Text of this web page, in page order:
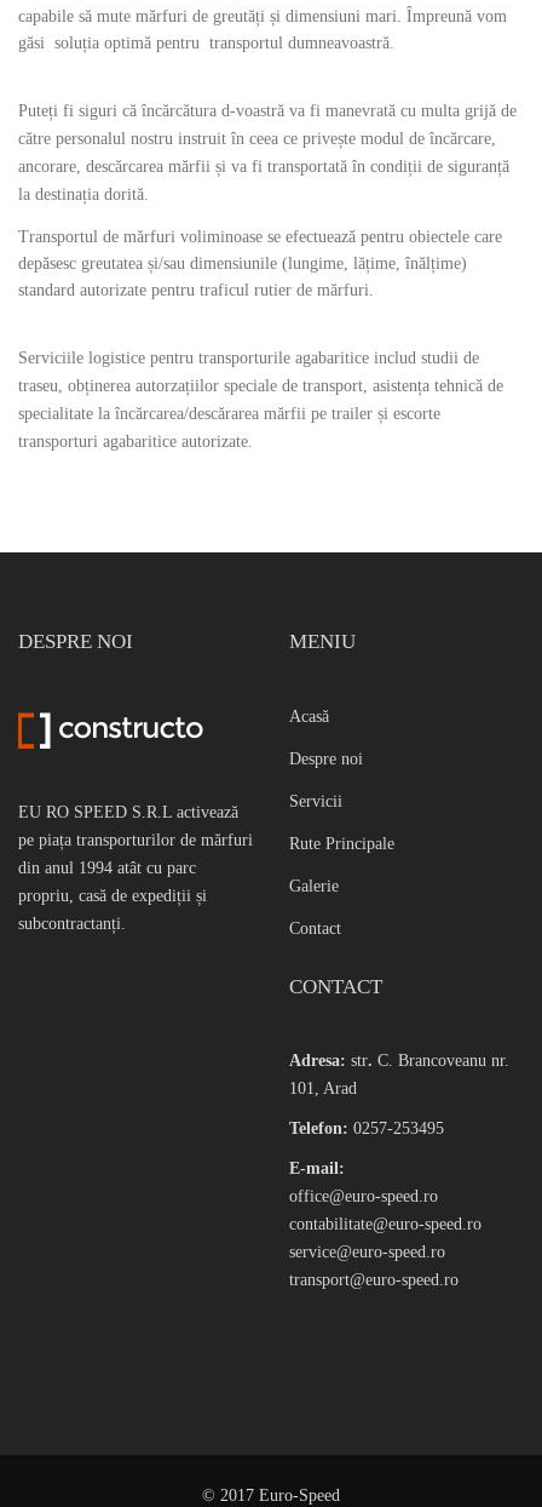
capabile să mute mărfuri de greutăți și dimensiuni mari. Împreună vom
găsi soluția optimă pentru transportul dumneavoastră.
Puteți fi siguri că încărcătura d-voastră va fi manevrată cu multa grijă de
către personalul nostru instruit în ceea ce privește modul de încărcare,
ancorare, descărcarea mărfii și va fi transportată în condiții de siguranță
la destinația dorită.
Transportul de mărfuri voliminoase se efectuează pentru obiectele care
depăsesc greutatea și/sau dimensiunile (lungime, lățime, înălțime)
standard autorizate pentru traficul rutier de mărfuri.
Serviciile logistice pentru transporturile agabaritice includ studii de
traseu, obținerea autorzațiilor speciale de transport, asistența tehnică de
specialitate la încărcarea/descărarea mărfii pe trailer și escorte
transporturi agabaritice autorizate.
DESPRE NOI
EU RO SPEED S.R.L activează
pe piața transporturilor de mărfuri
din anul 1994 atât cu parc
propriu, casă de expediții și
subcontractanți.
MENIU
Acasă
Despre noi
Servicii
Rute Principale
Galerie
Contact
CONTACT
Adresa: str. C. Brancoveanu nr.
101, Arad
Telefon: 0257-253495
E-mail:
office@euro-speed.ro
contabilitate@euro-speed.ro
service@euro-speed.ro
transport@euro-speed.ro
© 2017 Euro-Speed